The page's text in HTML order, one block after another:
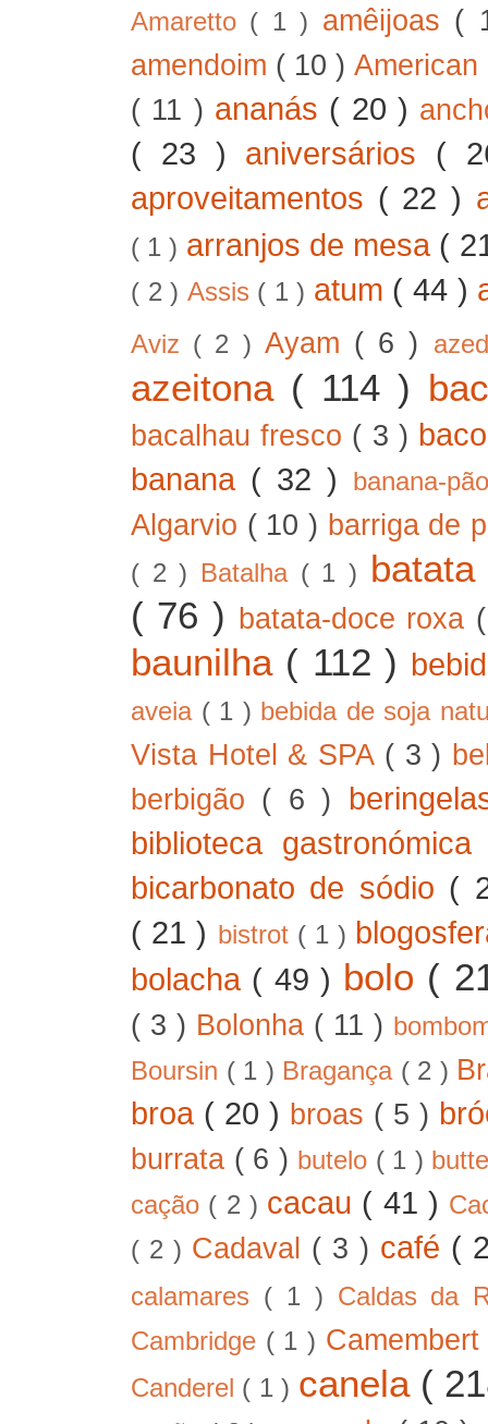
Amaretto ( 1 ) amêijoas (
amendoim ( 10 )
( 11 ) ananás ( 20 )
( 23 ) aniversários (
aproveitamentos ( 22 )
( 1 ) arranjos de mesa (
( 2 ) Assis ( 1 ) atum ( 44 )
Aviz ( 2 ) Ayam ( 6 )
azeitona ( 114 )
bacalhau fresco ( 3 )
banana ( 32 ) banana-
Algarvio ( 10 ) barriga de
( 2 ) Batalha ( 1 )
( 76 ) batata-doce roxa
baunilha ( 112 )
aveia ( 1 ) bebida de soja
Vista Hotel & SPA ( 3 )
berbigão ( 6 )
biblioteca
bicarbonato de sódio (
( 21 ) bistrot ( 1 )
bolacha ( 49 ) bolo (
( 3 ) Bolonha ( 11 )
Boursin ( 1 ) Bragança ( 2 )
broa ( 20 ) broas ( 5 )
burrata ( 6 ) butelo ( 1 )
cação ( 2 ) cacau ( 41 )
( 2 ) Cadaval ( 3 ) café (
calamares ( 1 ) Caldas da
Cambridge ( 1 )
Canderel ( 1 ) canela (